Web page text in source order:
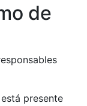
de
presente